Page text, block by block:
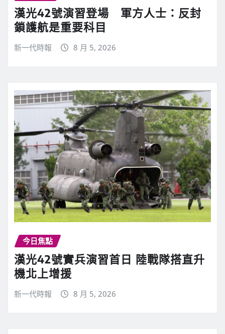
漢光42號演習登場 軍方人士：反封
鎖護航是重要科目
新一代時報 8 月 5, 2026
今日焦點
漢光42號實兵演習首日 陸戰隊搭直升
機北上增援
新一代時報 8 月 5, 2026